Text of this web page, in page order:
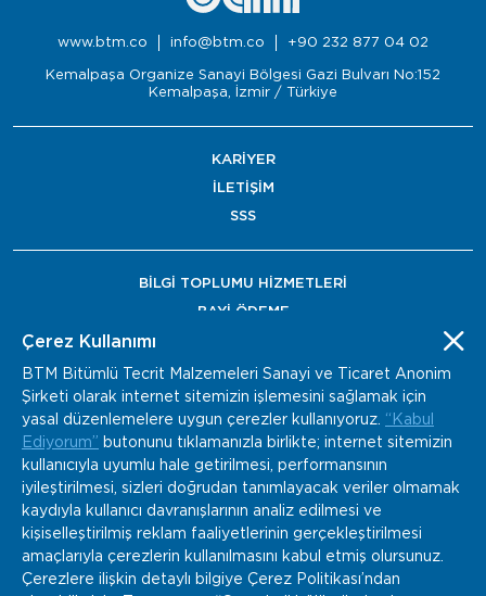
www.btm.co info@btm.co +90 232 877 04 02
Kemalpaşa Organize Sanayi Bölgesi Gazi Bulvarı No:152
Kemalpaşa, İzmir / Türkiye
KARİYER
İLETİŞİM
SSS
BİLGİ TOPLUMU HİZMETLERİ
BAYİ ÖDEME
Çerez Kullanımı
BTM Bitümlü Tecrit Malzemeleri Sanayi ve Ticaret Anonim
Şirketi olarak internet sitemizin işlemesini sağlamak için
yasal düzenlemelere uygun çerezler kullanıyoruz. “Kabul
Ediyorum” butonunu tıklamanızla birlikte; internet sitemizin
kullanıcıyla uyumlu hale getirilmesi, performansının
iyileştirilmesi, sizleri doğrudan tanımlayacak veriler olmamak
kaydıyla kullanıcı davranışlarının analiz edilmesi ve
kişiselleştirilmiş reklam faaliyetlerinin gerçekleştirilmesi
amaçlarıyla çerezlerin kullanılmasını kabul etmiş olursunuz.
Çerezlere ilişkin detaylı bilgiye Çerez Politikası’ndan